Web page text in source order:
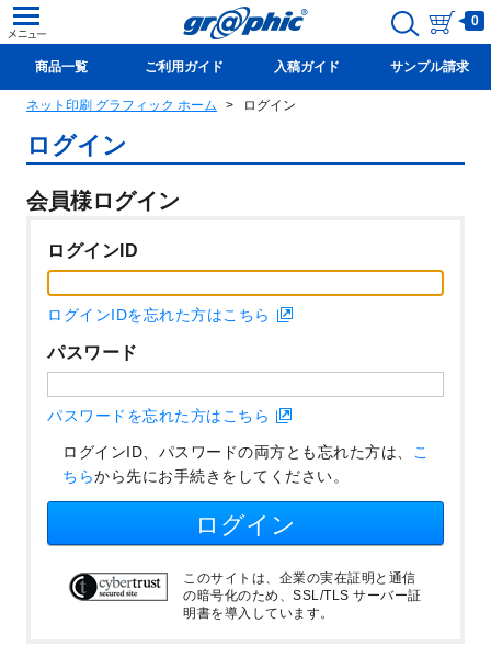
0
商品一覧 ご利用ガイド 入稿ガイド サンプル請求
新規会員登録(無料)
ネット印刷 グラフィック ホーム ログイン
ログイン
会員様ログイン
ログインID
ログインIDを忘れた方はこちら
パスワード
パスワードを忘れた方はこちら
ログインID、パスワードの両方とも忘れた方は、 こ
ちらから先にお手続きをしてください。
ログイン
このサイトは、企業の実在証明と通信
の暗号化のため、SSL/TLS サーバー証
明書を導入しています。